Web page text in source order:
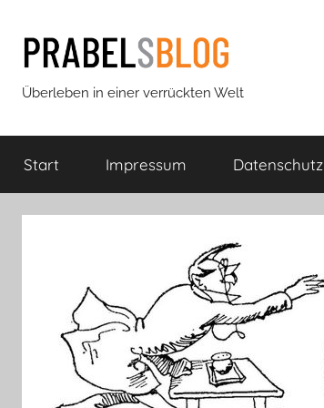
Inhalt
springen
Prabels
Blog
Überleben in einer verrückten Welt
Start Impressum Datenschutz